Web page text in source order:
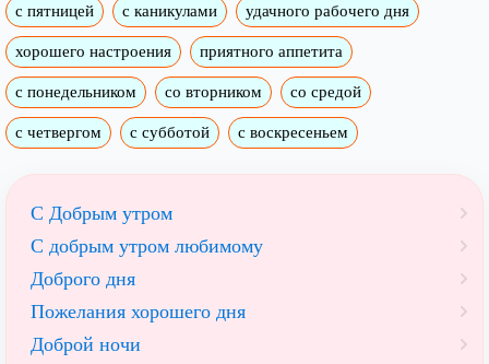
c пятницей с каникулами удачного рабочего дня
хорошего настроения приятного аппетита
с понедельником со вторником со средой
с четвергом с субботой с воскресеньем
С Добрым утром
C добрым утром любимому
Доброго дня
Пожелания хорошего дня
Доброй ночи